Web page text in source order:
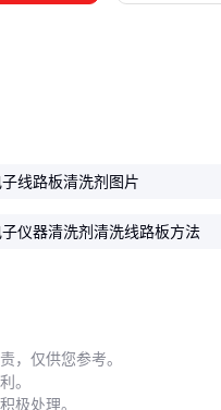
清洗后必须用去离子水（
分层承装，保证气流穿透。
是清洗工艺的“最后三公
子线路板清洗剂图片
子仪器清洗剂清洗线路板方法
，仅供您参考。
。
极处理。